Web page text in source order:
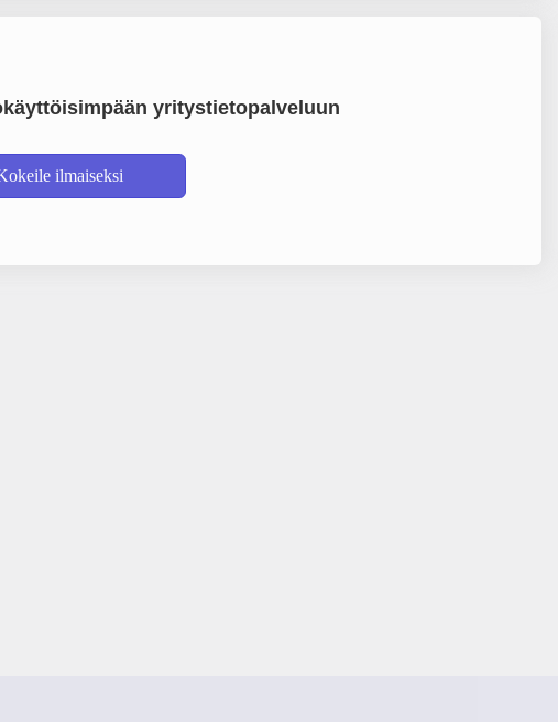
yritystietopalveluun
ilmaiseksi